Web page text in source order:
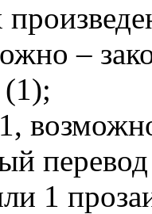
–
1